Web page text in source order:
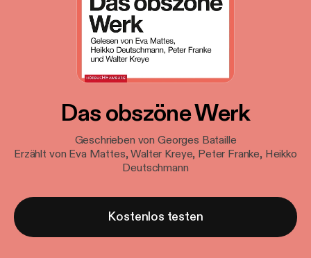
Das obszöne Werk
Geschrieben von Georges Bataille
Erzählt von Eva Mattes, Walter Kreye, Peter Franke, Heikko
Deutschmann
Kostenlos testen